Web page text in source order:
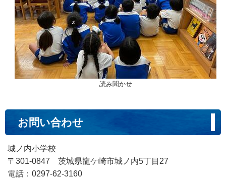
読み聞かせ
お問い合わせ
城ノ内小学校
〒301-0847 茨城県龍ケ崎市城ノ内5丁目27
電話：0297-62-3160